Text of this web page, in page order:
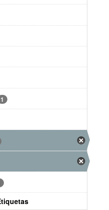
1